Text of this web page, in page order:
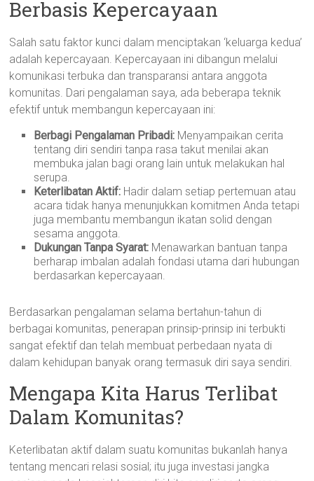
Berbasis Kepercayaan
Salah satu faktor kunci dalam menciptakan ‘keluarga kedua’
adalah kepercayaan. Kepercayaan ini dibangun melalui
komunikasi terbuka dan transparansi antara anggota
komunitas. Dari pengalaman saya, ada beberapa teknik
efektif untuk membangun kepercayaan ini:
Berbagi Pengalaman Pribadi: Menyampaikan cerita
tentang diri sendiri tanpa rasa takut menilai akan
membuka jalan bagi orang lain untuk melakukan hal
serupa.
Keterlibatan Aktif: Hadir dalam setiap pertemuan atau
acara tidak hanya menunjukkan komitmen Anda tetapi
juga membantu membangun ikatan solid dengan
sesama anggota.
Dukungan Tanpa Syarat: Menawarkan bantuan tanpa
berharap imbalan adalah fondasi utama dari hubungan
berdasarkan kepercayaan.
Berdasarkan pengalaman selama bertahun-tahun di
berbagai komunitas, penerapan prinsip-prinsip ini terbukti
sangat efektif dan telah membuat perbedaan nyata di
dalam kehidupan banyak orang termasuk diri saya sendiri.
Mengapa Kita Harus Terlibat
Dalam Komunitas?
Keterlibatan aktif dalam suatu komunitas bukanlah hanya
tentang mencari relasi sosial; itu juga investasi jangka